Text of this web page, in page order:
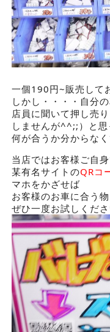
一個190円~販売して
しかし・・・・自分
店員に聞いて押し売
しませんが^^;;）と思
何が合うか分からな
当店ではお客様ご自
某有名サイトのQRコ
マホをかざせば
お客様のお車に合う
ぜひ一度お試しくだ